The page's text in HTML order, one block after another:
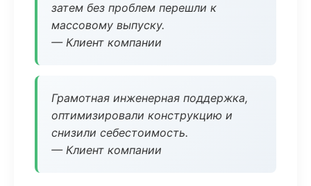
затем без проблем перешли к
массовому выпуску.
— Клиент компании
Грамотная инженерная поддержка,
оптимизировали конструкцию и
снизили себестоимость.
— Клиент компании